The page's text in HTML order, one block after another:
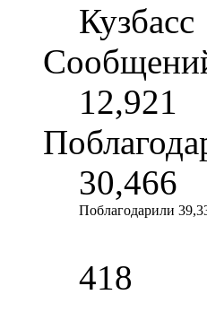
Кузбасс
12,921
30,466
Поблагодарили
418